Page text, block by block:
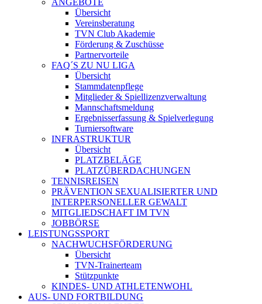
ANGEBOTE
Übersicht
Vereinsberatung
TVN Club Akademie
Förderung & Zuschüsse
Partnervorteile
FAQ´S ZU NU LIGA
Übersicht
Stammdatenpflege
Mitglieder & Spiellizenzverwaltung
Mannschaftsmeldung
Ergebnisserfassung & Spielverlegung
Turniersoftware
INFRASTRUKTUR
Übersicht
PLATZBELÄGE
PLATZÜBERDACHUNGEN
TENNISREISEN
PRÄVENTION SEXUALISIERTER UND
INTERPERSONELLER GEWALT
MITGLIEDSCHAFT IM TVN
JOBBÖRSE
LEISTUNGSSPORT
NACHWUCHSFÖRDERUNG
Übersicht
TVN-Trainerteam
Stützpunkte
KINDES- UND ATHLETENWOHL
AUS- UND FORTBILDUNG